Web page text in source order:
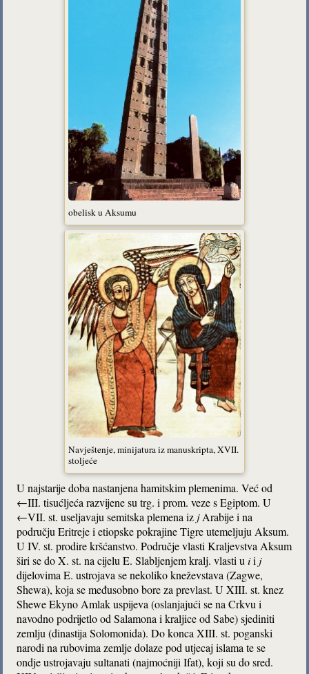
obelisk u Aksumu
Navještenje, minijatura iz manuskripta, XVII.
stoljeće
U najstarije doba nastanjena hamitskim plemenima. Već od
←III. tisućljeća razvijene su trg. i prom. veze s Egiptom. U
←VII. st. useljavaju semitska plemena iz jArabije i na
području Eritreje i etiopske pokrajine Tigre utemeljuju Aksum.
U IV. st. prodire kršćanstvo. Područje vlasti Kraljevstva Aksum
širi se do X. st. na cijelu E. Slabljenjem kralj. vlasti uii j
dijelovima E. ustrojava se nekoliko kneževstava (Zagwe,
Shewa), koja se međusobno bore za prevlast. U XIII. st. knez
Shewe Ekyno Amlak uspijeva (oslanjajući se na Crkvu i
navodno podrijetlo od Salamona i kraljice od Sabe) sjediniti
zemlju (dinastija Solomonida). Do konca XIII. st. poganski
narodi na rubovima zemlje dolaze pod utjecaj islama te se
ondje ustrojavaju sultanati (najmoćniji Ifat), koji su do sred.